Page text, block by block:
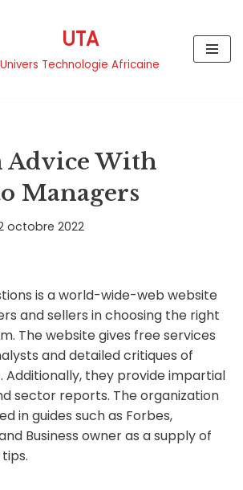
UTA
Univers Technologie Africaine
Advice With
Managers
octobre 2022
is a world-wide-web website
and sellers in choosing the right
The website gives free services
and detailed critiques of
Additionally, they provide impartial
sector reports. The organization
in guides such as Forbes,
Business owner as a supply of